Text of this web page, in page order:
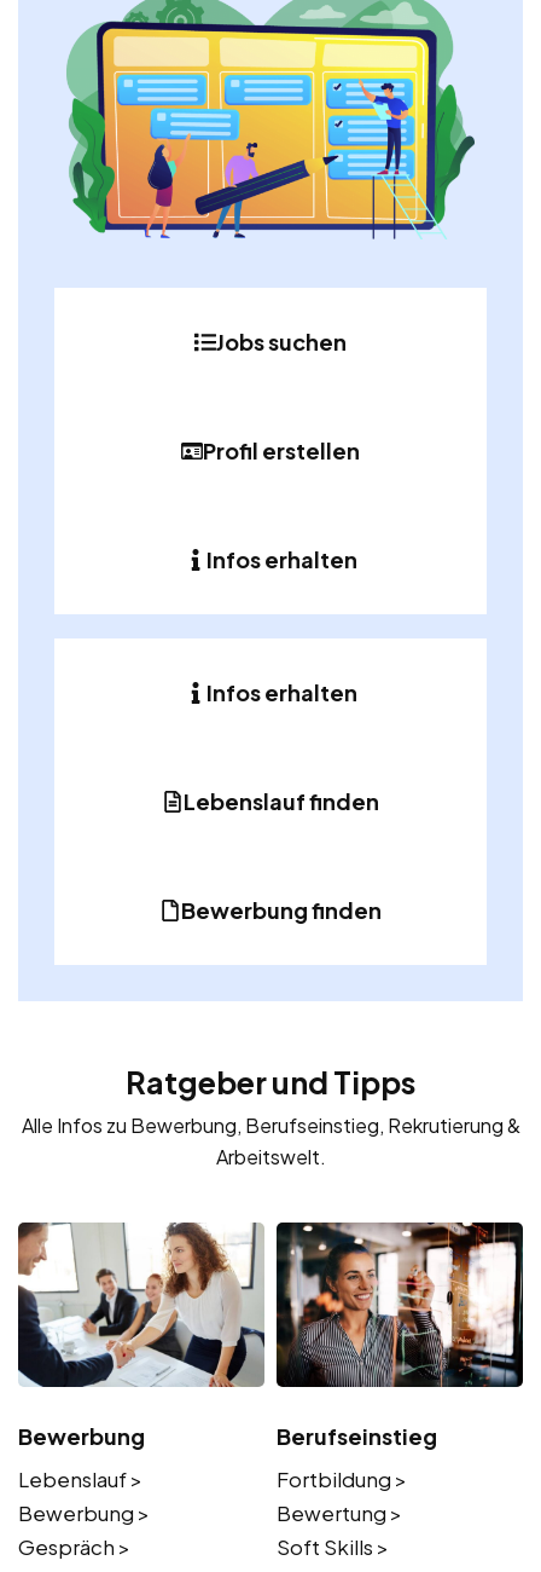
Jobs suchen
Profil erstellen
Infos erhalten
Infos erhalten
Lebenslauf finden
Bewerbung finden
Ratgeber und Tipps
Alle Infos zu Bewerbung, Berufseinstieg, Rekrutierung &
Arbeitswelt.
Bewerbung
Lebenslauf >
Bewerbung >
Gespräch >
Berufseinstieg
Fortbildung >
Bewertung >
Soft Skills >